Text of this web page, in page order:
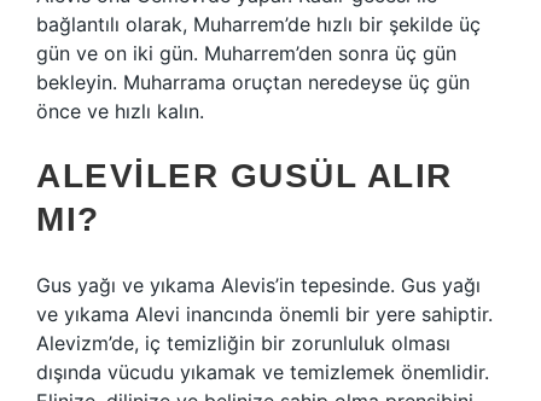
bağlantılı olarak, Muharrem’de hızlı bir şekilde üç
gün ve on iki gün. Muharrem’den sonra üç gün
bekleyin. Muharrama oruçtan neredeyse üç gün
önce ve hızlı kalın.
ALEVILER GUSÜL ALIR
MI?
Gus yağı ve yıkama Alevis’in tepesinde. Gus yağı
ve yıkama Alevi inancında önemli bir yere sahiptir.
Alevizm’de, iç temizliğin bir zorunluluk olması
dışında vücudu yıkamak ve temizlemek önemlidir.